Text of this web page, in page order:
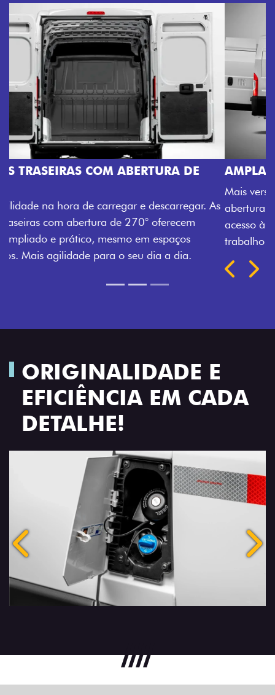
AMPLA ABERTURA DA PORTA LATERAL
Mais versatilidade para o seu carregamento. A ampla
abertura da porta lateral do Novo Ducato facilita o
acesso à carga, otimizando tempo e tornando o
trabalho mais eficiente, onde quer que você esteja.
Previous
Next
Próximo
TRANSFORMAÇÃO HOMOLOGADA
ORIGINALIDADE E
EFICIÊNCIA EM CADA
DETALHE!
Anterior